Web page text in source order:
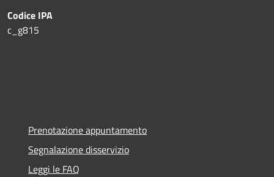
Codice IPA
c_g815
Prenotazione appuntamento
Segnalazione disservizio
Leggi le FAQ